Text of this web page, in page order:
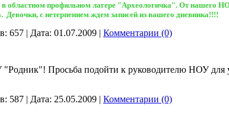
в областном профильном лагере "Археологичка". От нашего
с нетерпением ждем записей из вашего дневника!!!!
657 | Дата: 01.07.2009 | Комментарии (0)
Просьба подойти к руководителю НОУ для
587 | Дата: 25.05.2009 | Комментарии (0)